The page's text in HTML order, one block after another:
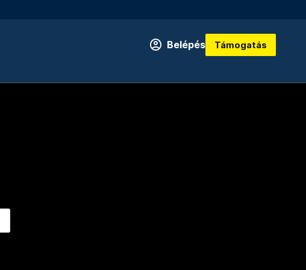
Belépés Támogatás